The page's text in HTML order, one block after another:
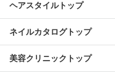
ヘアスタイルトップ
ネイルカタログトップ
美容クリニックトップ